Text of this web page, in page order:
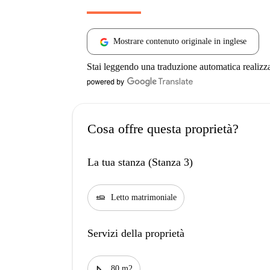
Mostrare contenuto originale in inglese
Stai leggendo una traduzione automatica
Cosa offre questa proprietà?
La tua stanza (Stanza 3)
airline_seat_flat Letto matrimoniale
Servizi della proprietà